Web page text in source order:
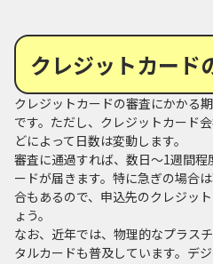
クレジットカード
クレジットカードの審査にかかる
です。ただし、クレジットカード
どによって日数は変動します。
審査に通過すれば、数日～1週間
ードが届きます。特に急ぎの場合
合もあるので、申込先のクレジッ
ょう。
なお、近年では、物理的なプラス
タルカードも普及しています。デ